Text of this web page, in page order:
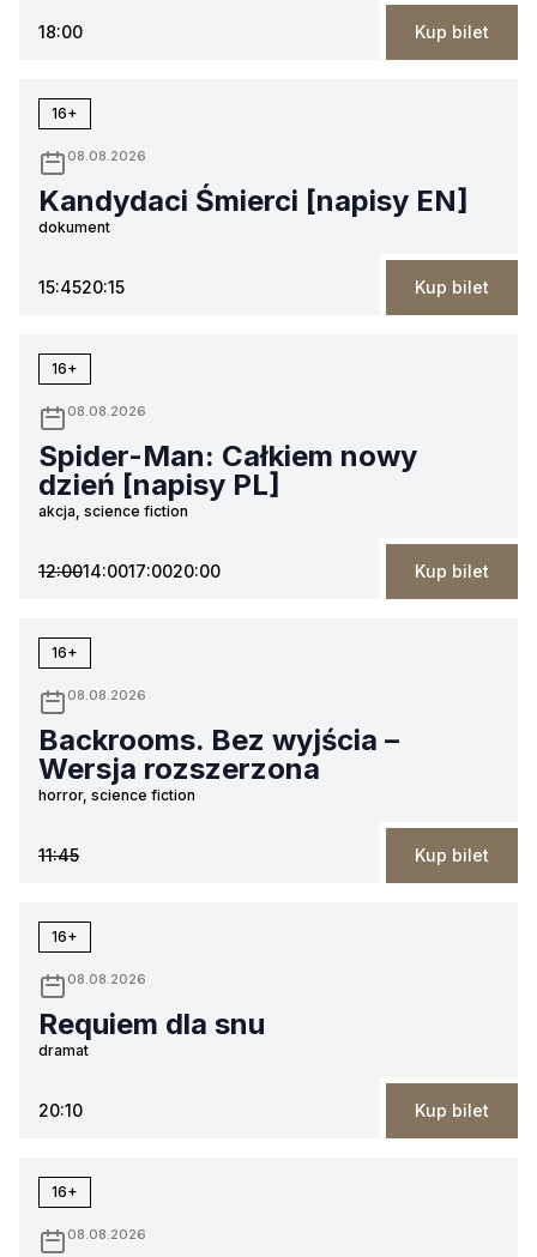
18:00 Kup bilet
16+
08.08.2026
Kandydaci Śmierci [napisy EN]
dokument
15:4520:15 Kup bilet
16+
08.08.2026
Spider-Man: Całkiem nowy
dzień [napisy PL]
akcja, science fiction
12:0014:0017:0020:00 Kup bilet
16+
08.08.2026
Backrooms. Bez wyjścia –
Wersja rozszerzona
horror, science fiction
11:45 Kup bilet
16+
08.08.2026
Requiem dla snu
dramat
20:10 Kup bilet
16+
08.08.2026